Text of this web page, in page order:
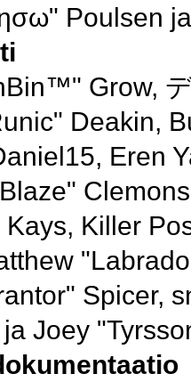
Poulsen
Grow,
Deakin,
Eren
Kays, Killer
Spicer,
Joey